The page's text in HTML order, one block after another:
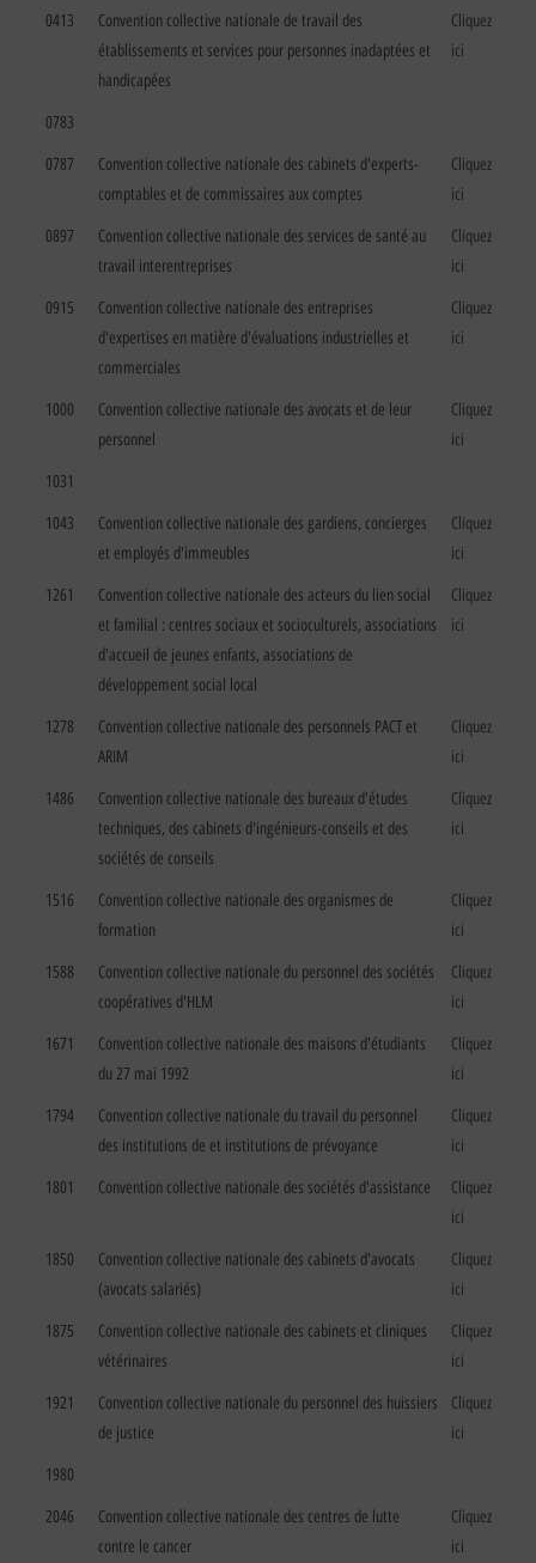
0413
Convention collective nationale de travail des
établissements et services pour personnes inadaptées et
handicapées
Cliquez
ici
0783
0787
Convention collective nationale des cabinets d'experts-
comptables et de commissaires aux comptes
Cliquez
ici
0897
Convention collective nationale des services de santé au
travail interentreprises
Cliquez
ici
0915
Convention collective nationale des entreprises
d'expertises en matière d'évaluations industrielles et
commerciales
Cliquez
ici
1000
Convention collective nationale des avocats et de leur
personnel
Cliquez
ici
1031
1043
Convention collective nationale des gardiens, concierges
et employés d'immeubles
Cliquez
ici
1261
Convention collective nationale des acteurs du lien social
et familial : centres sociaux et socioculturels, associations
d'accueil de jeunes enfants, associations de
développement social local
Cliquez
ici
1278
Convention collective nationale des personnels PACT et
ARIM
Cliquez
ici
1486
Convention collective nationale des bureaux d'études
techniques, des cabinets d'ingénieurs-conseils et des
sociétés de conseils
Cliquez
ici
1516
Convention collective nationale des organismes de
formation
Cliquez
ici
1588
Convention collective nationale du personnel des sociétés
coopératives d'HLM
Cliquez
ici
1671
Convention collective nationale des maisons d'étudiants
du 27 mai 1992
Cliquez
ici
1794
Convention collective nationale du travail du personnel
des institutions de et institutions de prévoyance
Cliquez
ici
1801 Convention collective nationale des sociétés d'assistance
Cliquez
ici
1850
Convention collective nationale des cabinets d'avocats
(avocats salariés)
Cliquez
ici
1875
Convention collective nationale des cabinets et cliniques
vétérinaires
Cliquez
ici
1921
Convention collective nationale du personnel des huissiers
de justice
Cliquez
ici
1980
2046
Convention collective nationale des centres de lutte
contre le cancer
Cliquez
ici